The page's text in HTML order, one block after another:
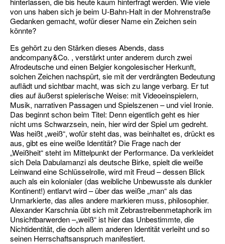
von uns haben sich je beim U-Bahn-Halt in der Mohrenstraße
Gedanken gemacht, wofür dieser Name ein Zeichen sein
könnte?
Es gehört zu den Stärken dieses Abends, dass
andcompany&Co. , verstärkt unter anderem durch zwei
Afrodeutsche und einen Belgier kongolesischer Herkunft,
solchen Zeichen nachspürt, sie mit der verdrängten Bedeutung
auflädt und sichtbar macht, was sich zu lange verbarg. Er tut
dies auf äußerst spielerische Weise: mit Videoeinspielern,
Musik, narrativen Passagen und Spielszenen – und viel Ironie.
Das beginnt schon beim Titel: Denn eigentlich geht es hier
nicht ums Schwarzsein, nein, hier wird der Spiel um gedreht.
Was heißt „weiß“, wofür steht das, was beinhaltet es, drückt es
aus, gibt es eine weiße Identität? Die Frage nach der
„Weißheit“ steht im Mittelpunkt der Performance. Da verkleidet
sich Dela Dabulamanzi als deutsche Birke, spielt die weiße
Leinwand eine Schlüsselrolle, wird mit Freud – dessen Blick
auch als ein kolonialer (das weibliche Unbewusste als dunkler
Kontinent!) entlarvt wird – über das weiße „man“ als das
Unmarkierte, das alles andere markieren muss, philosophier.
Alexander Karschnia übt sich mit Zebrastreibenmetaphorik im
Unsichtbarwerden –„weiß“ ist hier das Unbestimmte, die
Nichtidentität, die doch allem anderen Identität verleiht und so
seinen Herrschaftsanspruch manifestiert.